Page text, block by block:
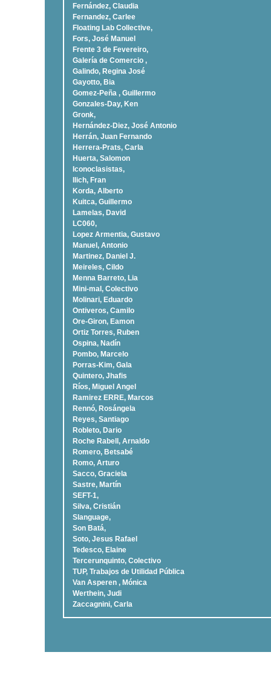
Fernández, Claudia
Fernandez, Carlee
Floating Lab Collective,
Fors, José Manuel
Frente 3 de Fevereiro,
Galería de Comercio ,
Galindo, Regina José
Gayotto, Bia
Gomez-Peña , Guillermo
Gonzales-Day, Ken
Gronk,
Hernández-Diez, José Antonio
Herrán, Juan Fernando
Herrera-Prats, Carla
Huerta, Salomon
Iconoclasistas,
Ilich, Fran
Korda, Alberto
Kuitca, Guillermo
Lamelas, David
LC060,
Lopez Armentia, Gustavo
Manuel, Antonio
Martinez, Daniel J.
Meireles, Cildo
Menna Barreto, Lia
Mini-mal, Colectivo
Molinari, Eduardo
Ontiveros, Camilo
Ore-Giron, Eamon
Ortiz Torres, Ruben
Ospina, Nadí­n
Pombo, Marcelo
Porras-Kim, Gala
Quintero, Jhafis
Rí­os, Miguel Angel
Ramirez ERRE, Marcos
Rennó, Rosángela
Reyes, Santiago
Robleto, Dario
Roche Rabell, Arnaldo
Romero, Betsabé
Romo, Arturo
Sacco, Graciela
Sastre, Martí­n
SEFT-1,
Silva, Cristián
Slanguage,
Son Batá,
Soto, Jesus Rafael
Tedesco, Elaine
Tercerunquinto, Colectivo
TUP, Trabajos de Utilidad Pública
Van Asperen , Mónica
Werthein, Judi
Zaccagnini, Carla